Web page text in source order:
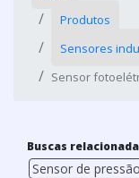
Produtos
Sensores
Sensor
Buscas
Sensor de pressão